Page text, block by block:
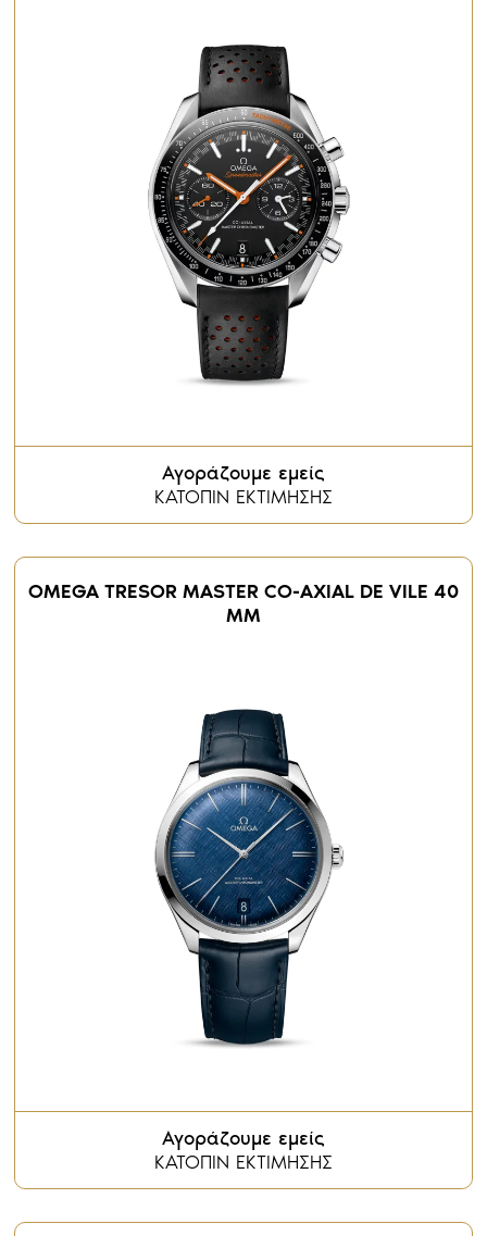
Αγοράζουμε εμείς
ΚΑΤΟΠΙΝ ΕΚΤΙΜΗΣΗΣ
OMEGA TRESOR MASTER CO-AXIAL DE VILE 40
MM
Αγοράζουμε εμείς
ΚΑΤΟΠΙΝ ΕΚΤΙΜΗΣΗΣ